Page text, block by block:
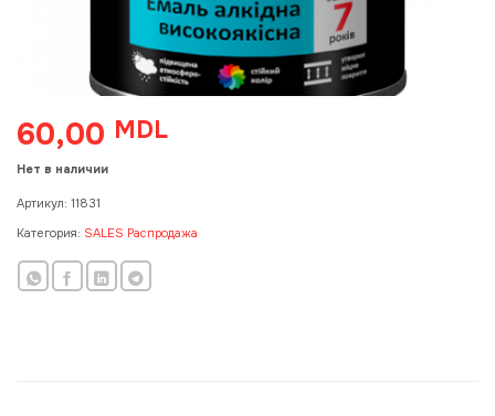
60,00 MDL
Нет в наличии
Артикул: 11831
Категория: SALES Распродажа